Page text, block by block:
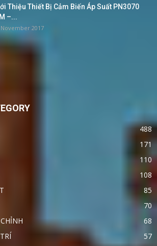
Thiệu Thiết Bị Cảm Biến Áp Suất PN3070
–...
2017
488
171
110
108
85
70
68
57